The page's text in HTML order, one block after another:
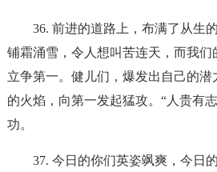
36. 前进的道路上，布满了从生
铺霜涌雪，令人想叫苦连天，而我们
立争第一。健儿们，爆发出自己的
的火焰，向第一发起猛攻。“人贵有
功。
37. 今日的你们英姿飒爽，今日